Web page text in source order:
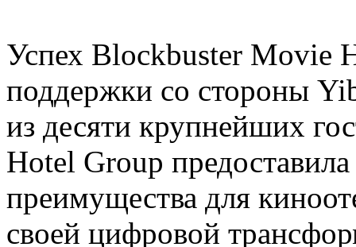
Успех Blockbuster Movie
поддержки со стороны
из десяти крупнейших
Hotel Group
преимущества для
своей цифровой